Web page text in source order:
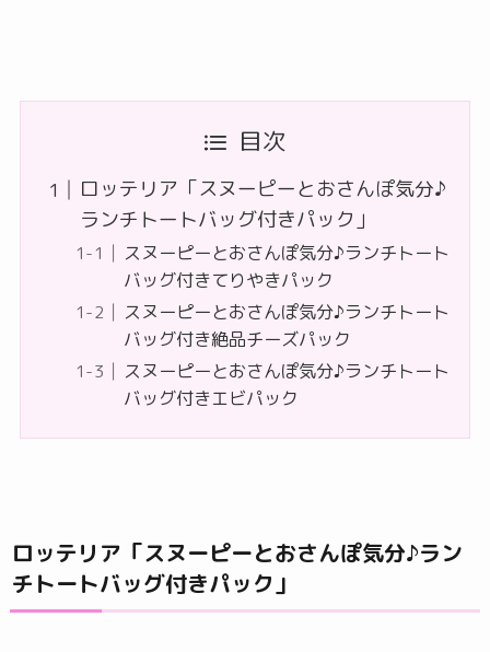
目次
ロッテリア「スヌーピーとおさんぽ気分♪
ランチトートバッグ付きパック」
スヌーピーとおさんぽ気分♪ランチトート
バッグ付きてりやきパック
スヌーピーとおさんぽ気分♪ランチトート
バッグ付き絶品チーズパック
スヌーピーとおさんぽ気分♪ランチトート
バッグ付きエビパック
ロッテリア「スヌーピーとおさんぽ気分♪ラン
チトートバッグ付きパック」